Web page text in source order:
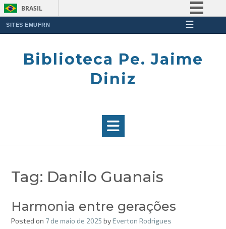
BRASIL
Participe
SITES EMUFRN ☰
Biblioteca Pe. Jaime
Diniz
Tag: Danilo Guanais
Harmonia entre gerações
Posted on 7 de maio de 2025 byEverton Rodrigues